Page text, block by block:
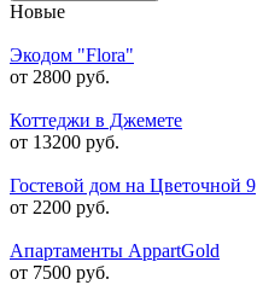
Новые
Экодом "Flora"
от 2800 руб.
Коттеджи в Джемете
от 13200 руб.
Гостевой дом на Цветочной 9
от 2200 руб.
Апартаменты AppartGold
от 7500 руб.